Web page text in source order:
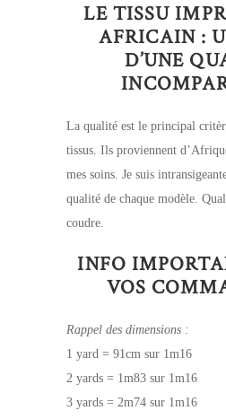
LE TISSU
AFRICAIN :
D’UNE
La qualité est le principal
tissus. Ils proviennent
mes soins. Je suis
qualité de chaque modèle.
coudre.
INFO
VOS
Rappel des dimensions :
1 yard = 91cm sur 1m16
2 yards = 1m83 sur 1m16
3 yards = 2m74 sur 1m16